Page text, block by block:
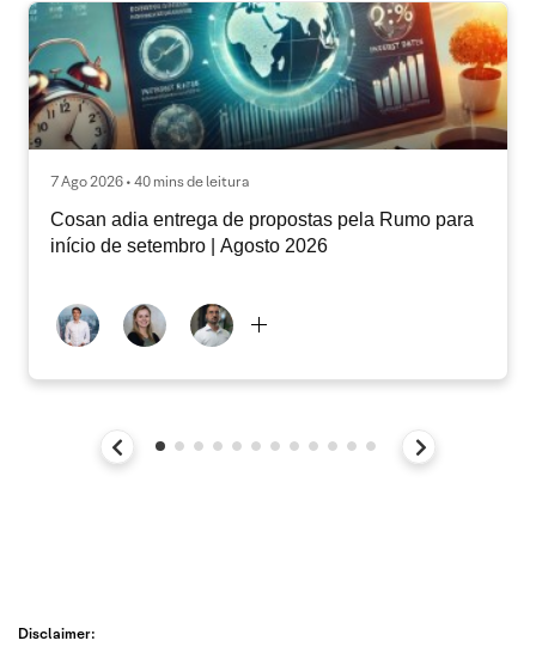
7 Ago 2026 • 40 mins de leitura
Cosan adia entrega de propostas pela Rumo para
início de setembro | Agosto 2026
Disclaimer: